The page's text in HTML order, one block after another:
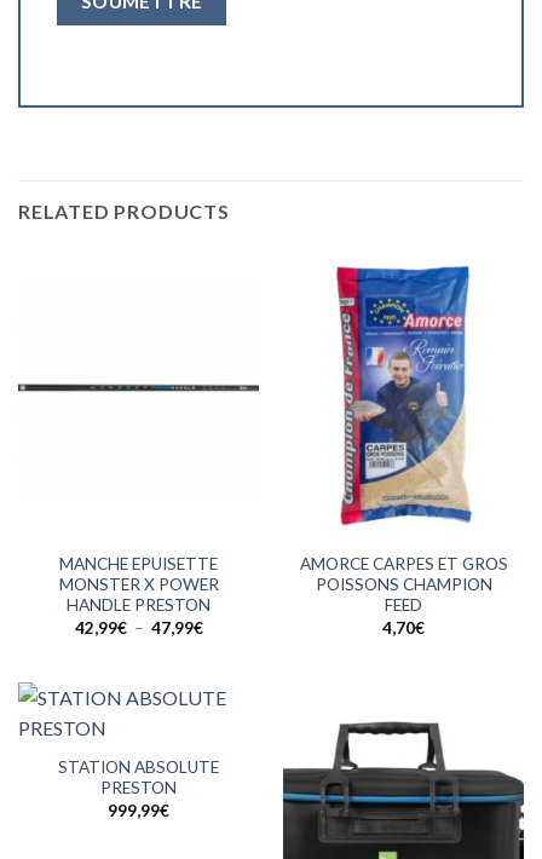
RELATED PRODUCTS
MANCHE EPUISETTE
MONSTER X POWER
HANDLE PRESTON
42,99€ – 47,99€Plage
à
47,99€
AMORCE CARPES ET GROS
POISSONS CHAMPION
FEED
4,70€
STATION ABSOLUTE
PRESTON
999,99€